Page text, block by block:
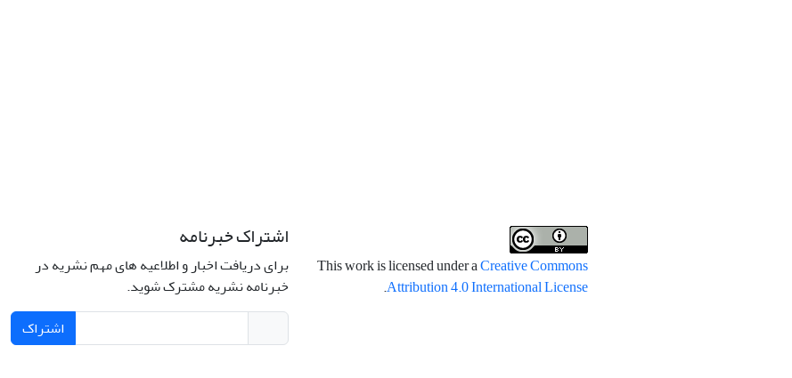
This work is licensed under aCreative Commons
Attribution 4.0 International License
.
اشتراک خبرنامه
برای دریافت اخبار و اطلاعیه های مهم نشریه در
خبرنامه نشریه مشترک شوید.
اشتراک